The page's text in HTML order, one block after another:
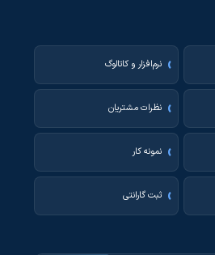
نرم‌افزار و کاتالوگ
نظرات مشتریان
نمونه کار
ثبت گارانتی